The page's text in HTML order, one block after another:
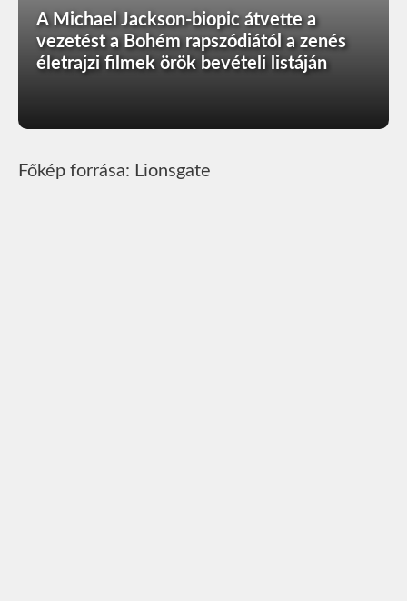
A Michael Jackson-biopic átvette a
vezetést a Bohém rapszódiától a zenés
életrajzi filmek örök bevételi listáján
Főkép forrása: Lionsgate